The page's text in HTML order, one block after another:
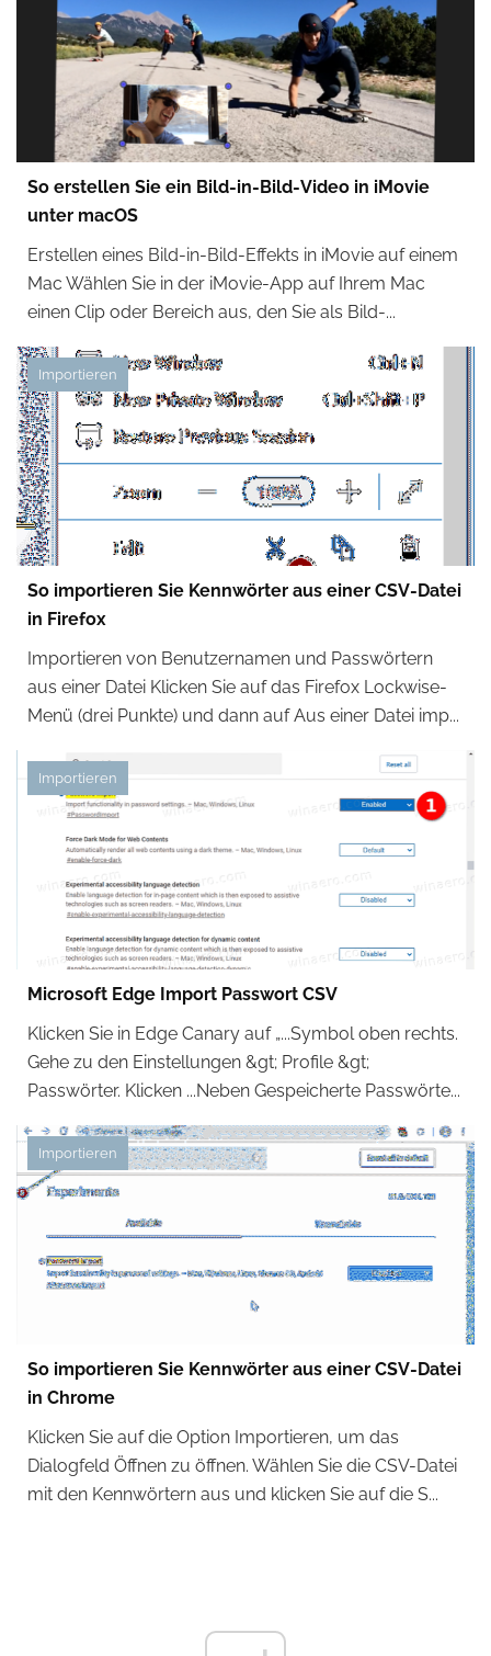
So erstellen Sie ein Bild-in-Bild-Video in iMovie
unter macOS
Erstellen eines Bild-in-Bild-Effekts in iMovie auf einem
Mac Wählen Sie in der iMovie-App auf Ihrem Mac
einen Clip oder Bereich aus, den Sie als Bild-...
Importieren
So importieren Sie Kennwörter aus einer CSV-Datei
in Firefox
Importieren von Benutzernamen und Passwörtern
aus einer Datei Klicken Sie auf das Firefox Lockwise-
Menü (drei Punkte) und dann auf Aus einer Datei imp...
Importieren
Microsoft Edge Import Passwort CSV
Klicken Sie in Edge Canary auf „...Symbol oben rechts.
Gehe zu den Einstellungen &gt; Profile &gt;
Passwörter. Klicken ...Neben Gespeicherte Passwörte...
Importieren
So importieren Sie Kennwörter aus einer CSV-Datei
in Chrome
Klicken Sie auf die Option Importieren, um das
Dialogfeld Öffnen zu öffnen. Wählen Sie die CSV-Datei
mit den Kennwörtern aus und klicken Sie auf die S...